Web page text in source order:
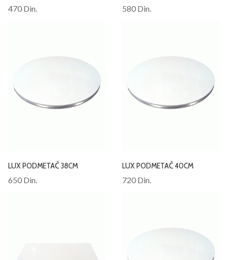
470 Din.
580 Din.
LUX PODMETAČ 38CM
650 Din.
LUX PODMETAČ 40CM
720 Din.